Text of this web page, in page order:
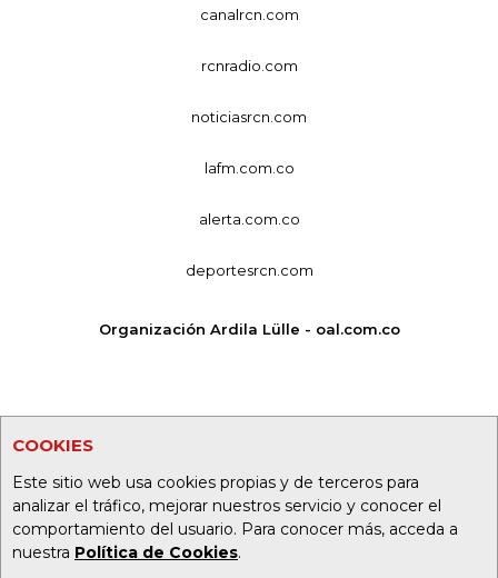
COOKIES
Este sitio web usa cookies propias y de terceros para
analizar el tráfico, mejorar nuestros servicio y conocer el
comportamiento del usuario. Para conocer más, acceda a
nuestra Política de Cookies.
canalrcn.com
rcnradio.com
noticiasrcn.com
lafm.com.co
alerta.com.co
deportesrcn.com
Organización Ardila Lülle - oal.com.co